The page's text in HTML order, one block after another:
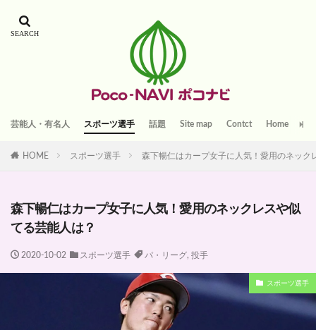
芸能人・有名人 スポーツ選手 話題 Site map Contct Home
HOME スポーツ選手 森下暢仁はカープ女子に人気！愛用のネック
森下暢仁はカープ女子に人気！愛用のネックレスや似
てる芸能人は？
2020-10-02 スポーツ選手 パ・リーグ, 投手
スポーツ選手